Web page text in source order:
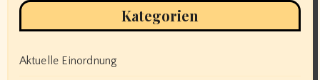
Kategorien
Aktuelle Einordnung